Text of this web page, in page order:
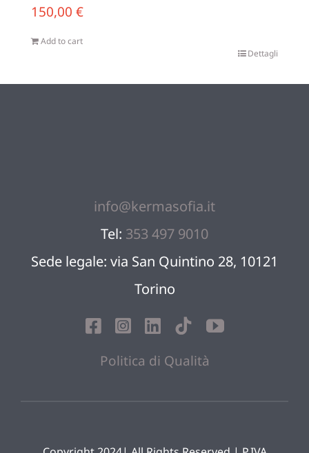
150,00 €
Add to cart
Dettagli
info@kermasofia.it
Tel: 353 497 9010
Sede legale: via San Quintino 28, 10121
Torino
Politica di Qualità